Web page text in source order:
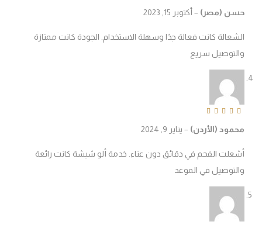
(مصر)–أكتوبر 15, 2023
كانت فعالة جدًا وسهلة الاستخدام. الجودة كانت ممتازة
سريع
(الأردن)– يناير 9, 2024
الفحم في دقائق دون عناء. خدمة ألو شيشة كانت رائعة
في الموعد